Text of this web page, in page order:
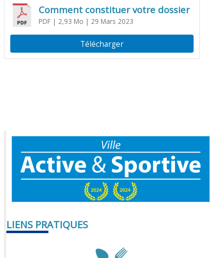
Comment constituer votre dossier
PDF| 2,93 Mo | 29 Mars 2023
Télécharger
LIENS PRATIQUES